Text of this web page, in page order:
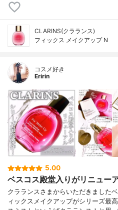
CLARINS(クラランス)
フィックス メイクアップ N
コスメ好き
Eririn
5.00
ベスコス殿堂入りがリニュー
クラランスさまからいただきました
ィックスメイクアップがシリーズ最